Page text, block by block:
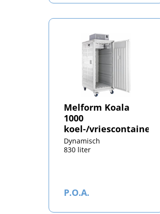
Melform Koala
1000
koel-/vriescontainer
Dynamisch
830 liter
P.O.A.